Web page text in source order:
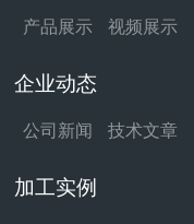
产品展示 视频展示
企业动态
公司新闻 技术文章
加工实例